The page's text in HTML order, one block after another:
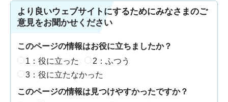
より良いウェブサイトにするためにみなさまのご
意見をお聞かせください
このページの情報はお役に立ちましたか？
1：役に立った
2：ふつう
3：役に立たなかった
このページの情報は見つけやすかったですか？